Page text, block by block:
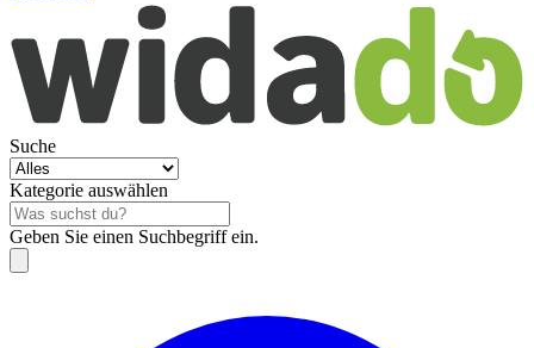
Suche
Kategorie auswählen
Geben Sie einen Suchbegriff ein.